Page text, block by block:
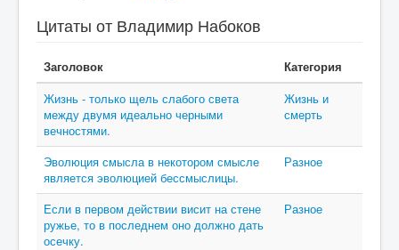
Цитаты от Владимир Набоков
Заголовок
Категория
Жизнь - только щель слабого света
между двумя идеально черными
вечностями.
Жизнь и
смерть
Эволюция смысла в некотором смысле
является эволюцией бессмыслицы.
Разное
Если в первом действии висит на стене
ружье, то в последнем оно должно дать
осечку.
Разное